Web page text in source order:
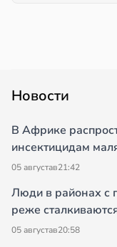
Новости
В Африке
инсектицидам
05 августав21:42
Люди в районах с
реже
05 августав20:58